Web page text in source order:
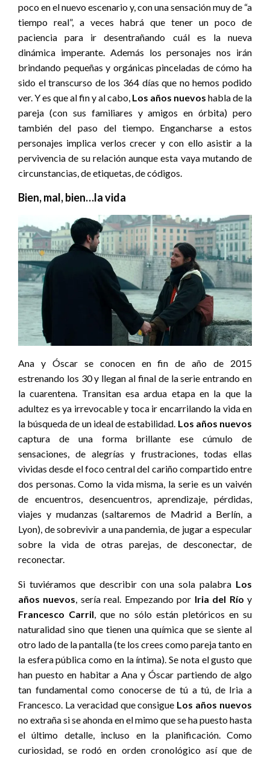
poco en el nuevo escenario y, con una sensación muy de “a
tiempo real”, a veces habrá que tener un poco de
paciencia para ir desentrañando cuál es la nueva
dinámica imperante. Además los personajes nos irán
brindando pequeñas y orgánicas pinceladas de cómo ha
sido el transcurso de los 364 días que no hemos podido
ver. Y es que al fin y al cabo, Los años nuevos habla de la
pareja (con sus familiares y amigos en órbita) pero
también del paso del tiempo. Engancharse a estos
personajes implica verlos crecer y con ello asistir a la
pervivencia de su relación aunque esta vaya mutando de
circunstancias, de etiquetas, de códigos.
Bien, mal, bien…la vida
Ana y Óscar se conocen en fin de año de 2015
estrenando los 30 y llegan al final de la serie entrando en
la cuarentena. Transitan esa ardua etapa en la que la
adultez es ya irrevocable y toca ir encarrilando la vida en
la búsqueda de un ideal de estabilidad. Los años nuevos
captura de una forma brillante ese cúmulo de
sensaciones, de alegrías y frustraciones, todas ellas
vividas desde el foco central del cariño compartido entre
dos personas. Como la vida misma, la serie es un vaivén
de encuentros, desencuentros, aprendizaje, pérdidas,
viajes y mudanzas (saltaremos de Madrid a Berlín, a
Lyon), de sobrevivir a una pandemia, de jugar a especular
sobre la vida de otras parejas, de desconectar, de
reconectar.
Si tuviéramos que describir con una sola palabra Los
años nuevos, sería real. Empezando por Iria del Ríoy
Francesco Carril, que no sólo están pletóricos en su
naturalidad sino que tienen una química que se siente al
otro lado de la pantalla (te los crees como pareja tanto en
la esfera pública como en la íntima). Se nota el gusto que
han puesto en habitar a Ana y Óscar partiendo de algo
tan fundamental como conocerse de tú a tú, de Iria a
Francesco. La veracidad que consigue Los años nuevos
no extraña si se ahonda en el mimo que se ha puesto hasta
el último detalle, incluso en la planificación. Como
curiosidad, se rodó en orden cronológico así que de